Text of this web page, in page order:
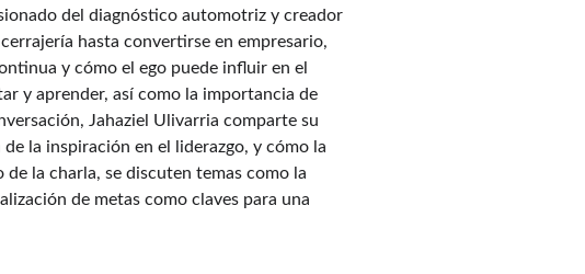
del diagnóstico automotriz y creador
hasta convertirse en empresario,
y cómo el ego puede influir en el
y aprender, así como la importancia de
Jahaziel Ulivarria comparte su
la inspiración en el liderazgo, y cómo la
la charla, se discuten temas como la
de metas como claves para una